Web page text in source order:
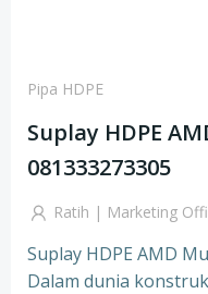
Pipa HDPE
Suplay HDPE
081333273305
Ratih | Marketing
Suplay HDPE AMD
Dalam dunia